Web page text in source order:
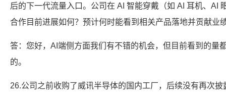
后的下一代流量入口。公司在 AI 智能穿戴（如 AI 耳机、AI
合作目前进展如何？预计何时能看到相关产品落地并贡献业
答：您好，AI端侧方面我们有不错的机会，但目前看到的量
的。
26.公司之前收购了威讯半导体的国内工厂，后续没有再次披